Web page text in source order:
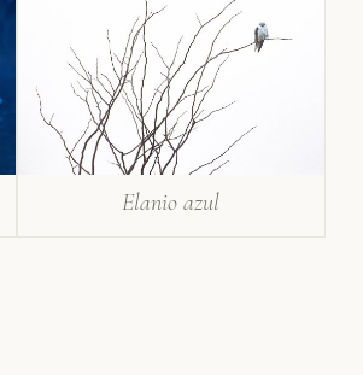
Elanio azul